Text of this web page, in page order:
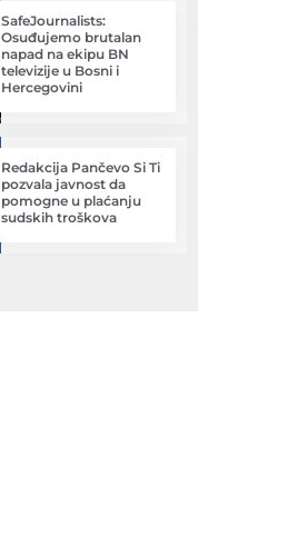
SafeJournalists:
Osuđujemo brutalan
napad na ekipu BN
televizije u Bosni i
Hercegovini
Redakcija Pančevo Si Ti
pozvala javnost da
pomogne u plaćanju
sudskih troškova